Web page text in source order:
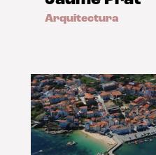
Arquitectura